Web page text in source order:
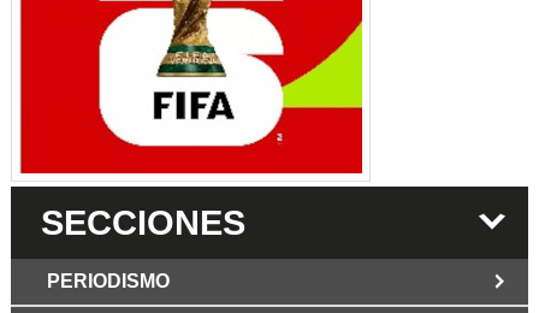
SECCIONES
PERIODISMO